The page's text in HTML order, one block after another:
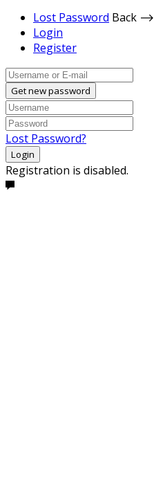
Lost Password Back ⟶
Login
Register
Get new password
Lost Password?
Login
Registration is disabled.